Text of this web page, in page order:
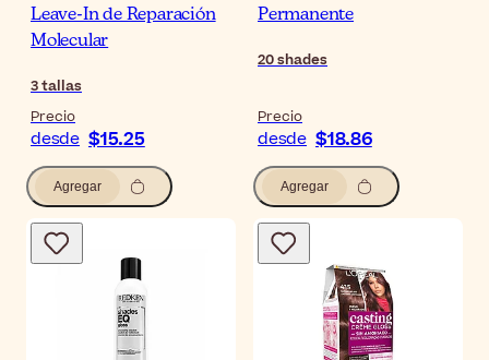
Leave-In de Reparación
Molecular
3tallas
Precio
desde $15.25
Agregar
Permanente
20shades
Precio
desde $18.86
Agregar